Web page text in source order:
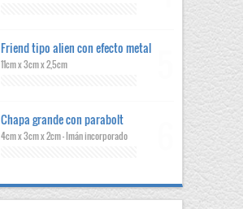
Friend tipo alien con efecto metal
11cm x 3cm x 2,5cm
Chapa grande con parabolt
4cm x 3cm x 2cm - Imán incorporado